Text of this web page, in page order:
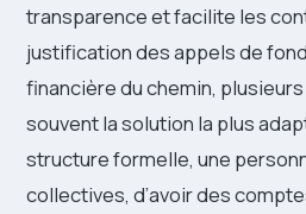
transparence et facilite les
justification des appels de
financière du chemin,
souvent la solution la plus
structure formelle, une
collectives, d’avoir des